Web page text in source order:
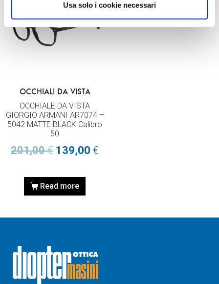
Usa solo i cookie necessari
OCCHIALI DA VISTA
OCCHIALE DA VISTA
GIORGIO ARMANI AR7074 –
5042 MATTE BLACK Calibro
50
201,00€ 139,00 €
Read more